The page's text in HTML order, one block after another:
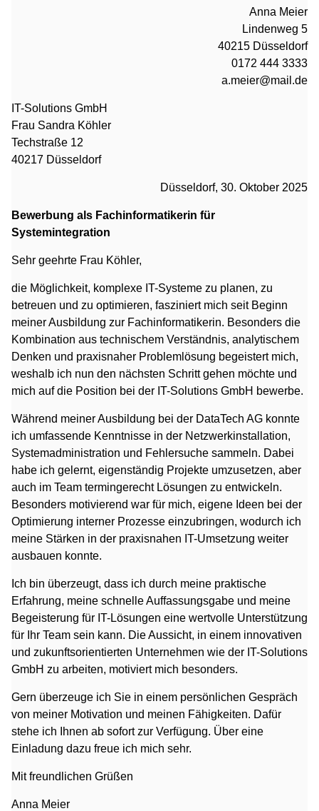
Anna Meier
Lindenweg 5
40215 Düsseldorf
0172 444 3333
a.meier@mail.de
IT-Solutions GmbH
Frau Sandra Köhler
Techstraße 12
40217 Düsseldorf
Düsseldorf, 30. Oktober 2025
Bewerbung als Fachinformatikerin für
Systemintegration
Sehr geehrte Frau Köhler,
die Möglichkeit, komplexe IT-Systeme zu planen, zu
betreuen und zu optimieren, fasziniert mich seit Beginn
meiner Ausbildung zur Fachinformatikerin. Besonders die
Kombination aus technischem Verständnis, analytischem
Denken und praxisnaher Problemlösung begeistert mich,
weshalb ich nun den nächsten Schritt gehen möchte und
mich auf die Position bei der IT-Solutions GmbH bewerbe.
Während meiner Ausbildung bei der DataTech AG konnte
ich umfassende Kenntnisse in der Netzwerkinstallation,
Systemadministration und Fehlersuche sammeln. Dabei
habe ich gelernt, eigenständig Projekte umzusetzen, aber
auch im Team termingerecht Lösungen zu entwickeln.
Besonders motivierend war für mich, eigene Ideen bei der
Optimierung interner Prozesse einzubringen, wodurch ich
meine Stärken in der praxisnahen IT-Umsetzung weiter
ausbauen konnte.
Ich bin überzeugt, dass ich durch meine praktische
Erfahrung, meine schnelle Auffassungsgabe und meine
Begeisterung für IT-Lösungen eine wertvolle Unterstützung
für Ihr Team sein kann. Die Aussicht, in einem innovativen
und zukunftsorientierten Unternehmen wie der IT-Solutions
GmbH zu arbeiten, motiviert mich besonders.
Gern überzeuge ich Sie in einem persönlichen Gespräch
von meiner Motivation und meinen Fähigkeiten. Dafür
stehe ich Ihnen ab sofort zur Verfügung. Über eine
Einladung dazu freue ich mich sehr.
Mit freundlichen Grüßen
Anna Meier